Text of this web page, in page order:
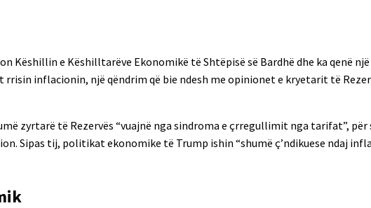
Këshillin e Këshilltarëve Ekonomikë të Shtëpisë së Bardhë dhe ka qenë
inflacionin, një qëndrim që bie ndesh me opinionet e kryetarit të
zyrtarë të Rezervës “vuajnë nga sindroma e çrregullimit nga tarifat”, për
Sipas tij, politikat ekonomike të Trump ishin “shumë ç’ndikuese ndaj